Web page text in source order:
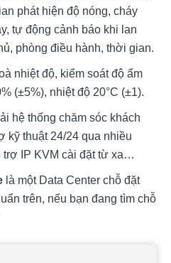
phát hiện độ nóng, cháy
tự động cảnh báo khi lan
phòng điều hành, thời gian.
nhiệt độ, kiểm soát độ ẩm
(±5%), nhiệt độ 20°C (±1).
hệ thống chăm sóc khách
kỹ thuật 24/24 qua nhiều
trợ IP KVM cài đặt từ xa…
là một Data Center chỗ đặt
trên, nếu bạn đang tìm chỗ